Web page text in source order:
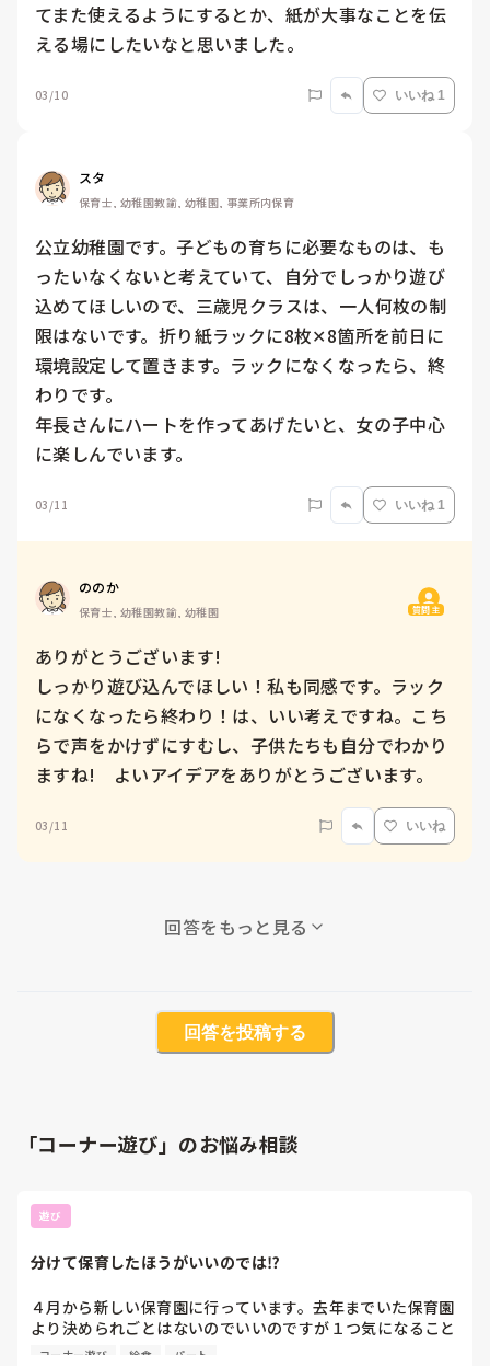
てまた使えるようにするとか、紙が大事なことを伝
える場にしたいなと思いました。
03/10 いいね 1
スタ
保育士, 幼稚園教諭, 幼稚園, 事業所内保育
公立幼稚園です。子どもの育ちに必要なものは、も
ったいなくないと考えていて、自分でしっかり遊び
込めてほしいので、三歳児クラスは、一人何枚の制
限はないです。折り紙ラックに8枚✕8箇所を前日に
環境設定して置きます。ラックになくなったら、終
わりです。
年長さんにハートを作ってあげたいと、女の子中心
に楽しんでいます。
03/11 いいね 1
ののか
保育士, 幼稚園教諭, 幼稚園 質問主
ありがとうございます!
しっかり遊び込んでほしい！私も同感です。ラック
になくなったら終わり！は、いい考えですね。こち
らで声をかけずにすむし、子供たちも自分でわかり
ますね!　よいアイデアをありがとうございます。
03/11 いいね
回答をもっと見る
回答を投稿する
「コーナー遊び」のお悩み相談
遊び
分けて保育したほうがいいのでは⁉️
４月から新しい保育園に行っています。去年までいた保育園
より決められごとはないのでいいのですが１つ気になること
があります。給食を食べるときに机は分けているのですが3
コーナー遊び 給食 パート